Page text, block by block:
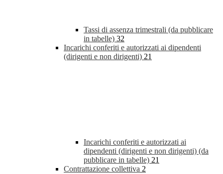
Tassi di assenza trimestrali (da pubblicare
in tabelle) 32
Incarichi conferiti e autorizzati ai dipendenti
(dirigenti e non dirigenti) 21
Incarichi conferiti e autorizzati ai
dipendenti (dirigenti e non dirigenti) (da
pubblicare in tabelle) 21
Contrattazione collettiva 2